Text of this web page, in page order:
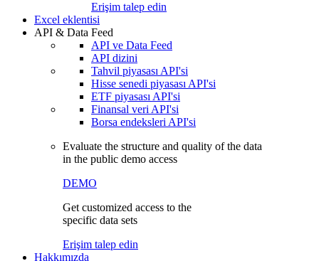
Erişim talep edin
Excel eklentisi
API & Data Feed
API ve Data Feed
API dizini
Tahvil piyasası API'si
Hisse senedi piyasası API'si
ETF piyasası API'si
Finansal veri API'si
Borsa endeksleri API'si
Evaluate the structure and quality of the data
in the public demo access
DEMO
Get customized access to the
specific data sets
Erişim talep edin
Hakkımızda